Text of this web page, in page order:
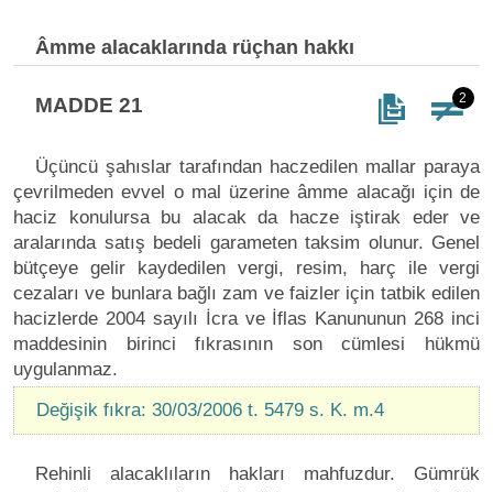
Âmme alacaklarında rüçhan hakkı
MADDE 21 2
Üçüncü şahıslar tarafından haczedilen mallar paraya
çevrilmeden evvel o mal üzerine âmme alacağı için de
haciz konulursa bu alacak da hacze iştirak eder ve
aralarında satış bedeli garameten taksim olunur. Genel
bütçeye gelir kaydedilen vergi, resim, harç ile vergi
cezaları ve bunlara bağlı zam ve faizler için tatbik edilen
hacizlerde 2004 sayılı İcra ve İflas Kanununun 268 inci
maddesinin birinci fıkrasının son cümlesi hükmü
uygulanmaz.
Değişik fıkra: 30/03/2006 t. 5479 s. K. m.4
Rehinli alacaklıların hakları mahfuzdur. Gümrük